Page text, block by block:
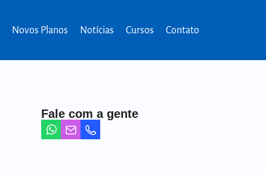
Novos Planos Notícias Cursos Contato
Fale com a gente